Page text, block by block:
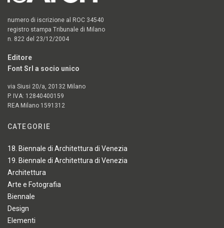
numero di iscrizione al ROC 34540
registro stampa Tribunale di Milano
n. 822 del 23/12/2004
Editore
Font Srl a socio unico
via Siusi 20/a, 20132 Milano
P. IVA: 12840400159
REA Milano 1591312
CATEGORIE
18. Biennale di Architettura di Venezia
19. Biennale di Architettura di Venezia
Architettura
Arte e Fotografia
Biennale
Design
Elementi